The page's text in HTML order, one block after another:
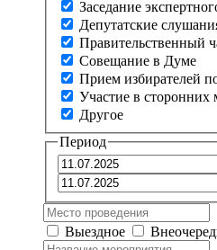
Заседание
Депутатские
Правительственный
Совещание в Думе
Прием избирателей
Участие в сторонних
Другое
Период
Выездное